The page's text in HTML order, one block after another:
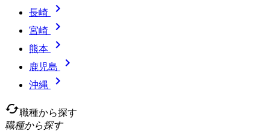
長崎 
宮崎 
熊本 
鹿児島 
沖縄

cached職種から探す
職種から探す